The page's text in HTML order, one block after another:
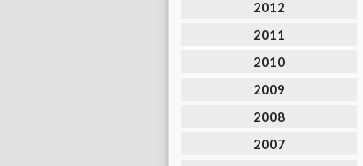
2012
2011
2010
2009
2008
2007